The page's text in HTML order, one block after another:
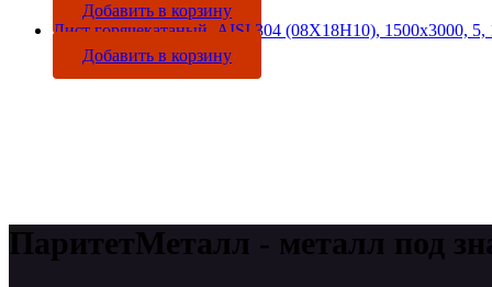
Добавить в корзину
Лист горячекатаный, AISI 304 (08Х18Н10), 1500х3000, 5,
Добавить в корзину
ПаритетМеталл - металл под